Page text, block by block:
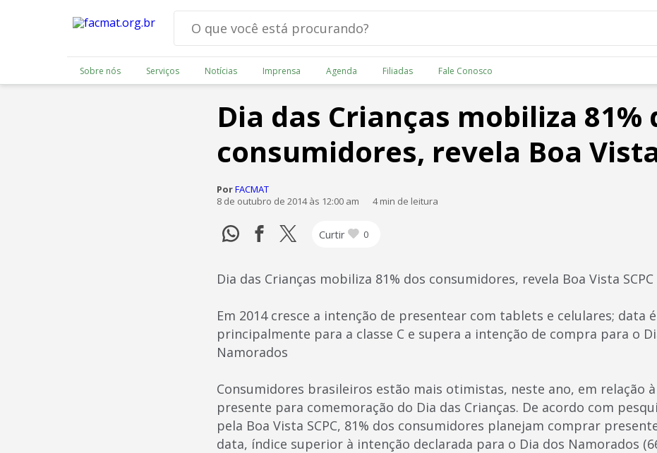
Sobre nós Serviços Notícias Imprensa Agenda Filiadas Fale Conosco
Dia das Crianças mobiliza 81%
consumidores, revela Boa Vista
PorFACMAT
8 de outubro de 2014 às 12:00 am
4 min de leitura
Curtir 0
Dia das Crianças mobiliza 81% dos consumidores, revela Boa Vista SCPC
Em 2014 cresce a intenção de presentear com tablets e celulares; data
principalmente para a classe C e supera a intenção de compra para o
Namorados
Consumidores brasileiros estão mais otimistas, neste ano, em relação
presente para comemoração do Dia das Crianças. De acordo com
pela Boa Vista SCPC, 81% dos consumidores planejam comprar
data, índice superior à intenção declarada para o Dia dos Namorados